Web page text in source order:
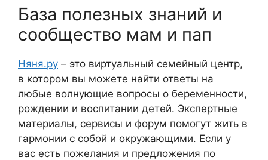
База полезных знаний и
сообщество мам и пап
Няня.ру – это виртуальный семейный центр,
в котором вы можете найти ответы на
любые волнующие вопросы о беременности,
рождении и воспитании детей. Экспертные
материалы, сервисы и форум помогут жить в
гармонии с собой и окружающими. Если у
вас есть пожелания и предложения по